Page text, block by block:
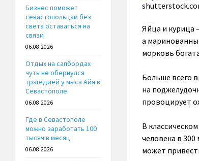
Яйца и курица
а
морковь
Больше всего
на
провоцирует
В
человека в
может
Бизнес поможет
севастопольцам без
света оставаться на
связи
06.08.2026
Отдых на сапбордах
чуть не обернулся
трагедией у мыса Айя в
Севастополе
06.08.2026
Где в Севастополе
можно заработать 100
тысяч в месяц
06.08.2026